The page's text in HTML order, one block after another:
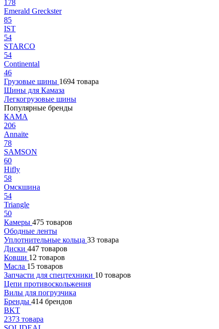
178
Emerald Greckster
85
IST
54
STARCO
54
Continental
46
Грузовые шины 1694 товара
Шины для Камаза
Легкогрузовые шины
Популярные бренды
КАМА
206
Annaite
78
SAMSON
60
Hifly
58
Омскшина
54
Triangle
50
Камеры 475 товаров
Ободные ленты
Уплотнительные кольца 33 товара
Диски 447 товаров
Ковши 12 товаров
Масла 15 товаров
Запчасти для спецтехники 10 товаров
Цепи противоскольжения
Вилы для погрузчика
Бренды 414 брендов
BKT
2373 товара